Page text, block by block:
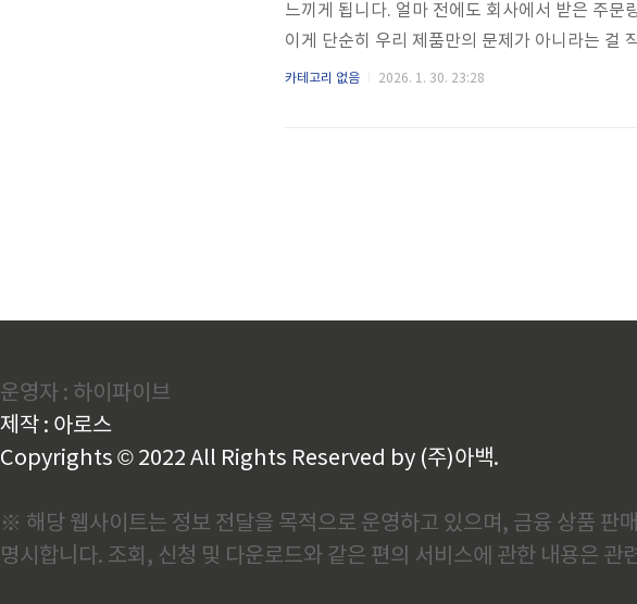
느끼게 됩니다. 얼마 전에도 회사에서 받은 주문
이게 단순히 우리 제품만의 문제가 아니라는 걸
닙니다. 2006년부터 철강업에 몸담으면서, 저는
시장을 바라보는 기준도 조금은 단단해졌다고
카테고리 없음 2026. 1. 30. 23:28
운영자 : 하이파이브
제작 : 아로스
Copyrights © 2022 All Rights Reserved by (주)아백.
※ 해당 웹사이트는 정보 전달을 목적으로 운영하고 있으며, 금융 상품 판
명시합니다. 조회, 신청 및 다운로드와 같은 편의 서비스에 관한 내용은